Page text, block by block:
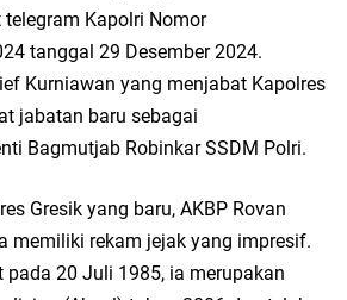
Rosewood Cerme Gresik Berbenah dan
Kapolri Nomor
tanggal 29 Desember 2024.
Kurniawan yang menjabat Kapolres
jabatan baru sebagai
Bagmutjab Robinkar SSDM Polri.
Gresik yang baru, AKBP Rovan
memiliki rekam jejak yang impresif.
pada 20 Juli 1985, ia merupakan